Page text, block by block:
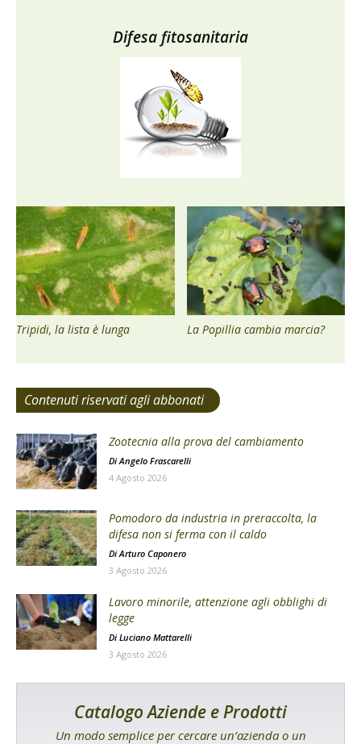
Difesa fitosanitaria
Tripidi, la lista è lunga La Popillia cambia marcia?
Contenuti riservati agli abbonati
Zootecnia alla prova del cambiamento
DiAngelo Frascarelli
4 Agosto 2026
Pomodoro da industria in preraccolta, la
difesa non si ferma con il caldo
Di Arturo Caponero
3 Agosto 2026
Lavoro minorile, attenzione agli obblighi di
legge
Di Luciano Mattarelli
3 Agosto 2026
Catalogo Aziende e Prodotti
Un modo semplice per cercare un’azienda o un